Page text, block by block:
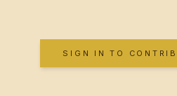
SIGN IN TO